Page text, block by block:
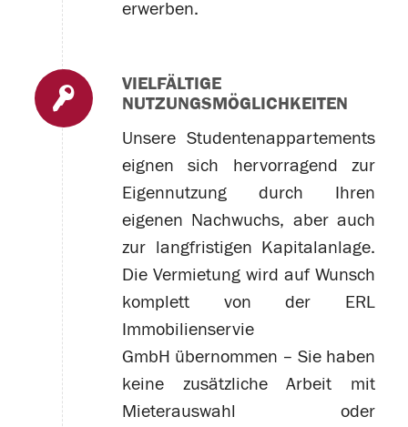
erwerben.
VIELFÄLTIGE
NUTZUNGSMÖGLICHKEITEN
Unsere Studentenappartements
eignen sich hervorragend zur
Eigennutzung durch Ihren
eigenen Nachwuchs, aber auch
zur langfristigen Kapitalanlage.
Die Vermietung wird auf Wunsch
komplett von der ERL
Immobilienservie
GmbH übernommen – Sie haben
keine zusätzliche Arbeit mit
Mieterauswahl oder